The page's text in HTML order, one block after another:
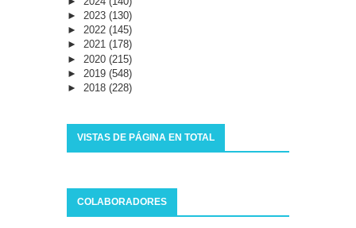
► 2023 (130)
► 2022 (145)
► 2021 (178)
► 2020 (215)
► 2019 (548)
► 2018 (228)
VISTAS DE PÁGINA EN TOTAL
COLABORADORES